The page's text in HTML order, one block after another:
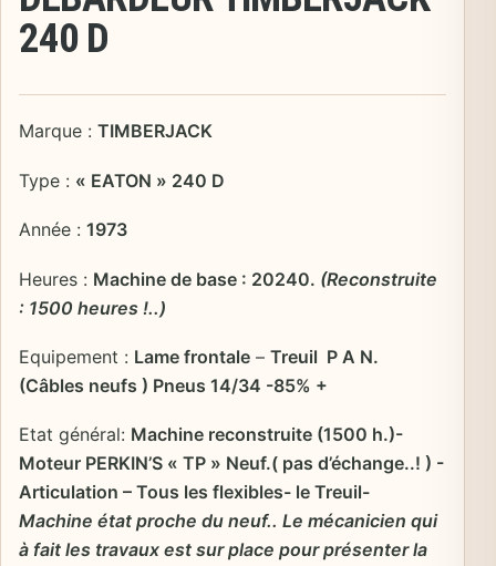
240 D
Marque : TIMBERJACK
Type : « EATON » 240 D
Année : 1973
Heures : Machine de base : 20240. (Reconstruite
: 1500 heures !..)
Equipement : Lame frontale – Treuil P A N.
(Câbles neufs ) Pneus 14/34 -85% +
Etat général: Machine reconstruite (1500 h.)-
Moteur PERKIN’S « TP » Neuf.( pas d’échange..! ) -
Articulation – Tous les flexibles- le Treuil-
Machine état proche du neuf.. Le mécanicien qui
à fait les travaux est sur place pour présenter la